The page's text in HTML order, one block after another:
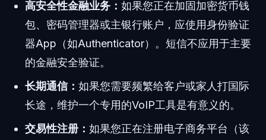
高安全性金融业务： 如果您正在加固加密货币钱
包、密码管理器或主银行账户，应使用身份验证
器App（如Authenticator）。短信不应用于主要
的金融安全验证。
长期通信： 如果您需要频繁给客户或家人打国际
长途，维护一个专用的VoIP工具是有意义的。
交易性注册： 如果您正在注册电子商务平台（该